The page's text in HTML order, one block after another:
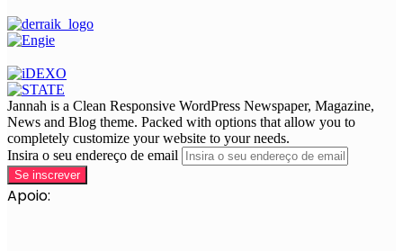
Jannah is a Clean Responsive WordPress Newspaper, Magazine,
News and Blog theme. Packed with options that allow you to
completely customize your website to your needs.
Insira o seu endereço de email
Apoio: